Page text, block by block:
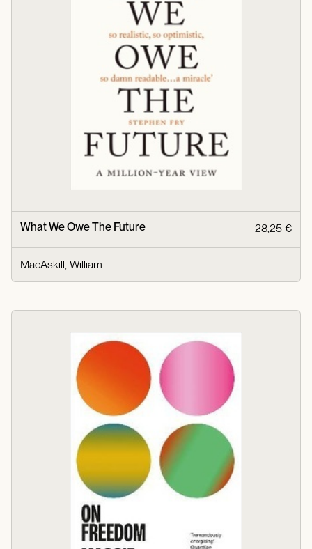
What We Owe The Future 28,25 €
MacAskill, William